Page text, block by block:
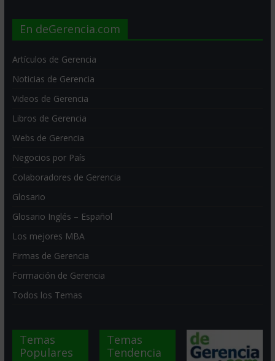
En deGerencia.com
Artículos de Gerencia
Noticias de Gerencia
Videos de Gerencia
Libros de Gerencia
Webs de Gerencia
Negocios por País
Colaboradores de Gerencia
Glosario
Glosario Inglés – Español
Los mejores MBA
Firmas de Gerencia
Formación de Gerencia
Todos los Temas
Temas
Populares
Temas
Tendencia